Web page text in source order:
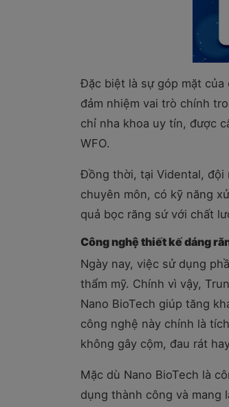
Đặc biệt là sự góp mặt của
đảm nhiệm vai trò chính
chỉ nha khoa uy tín, được
WFO.
Đồng thời, tại Vidental, đội
chuyên môn, có kỹ năng
quả bọc răng sứ với chất
Công nghệ thiết kế dáng
Ngày nay, việc sử dụng
thẩm mỹ. Chính vì vậy,
Nano BioTech giúp tăng
công nghệ này chính là
không gây cộm, đau rát
Mặc dù Nano BioTech là
dụng thành công và mang